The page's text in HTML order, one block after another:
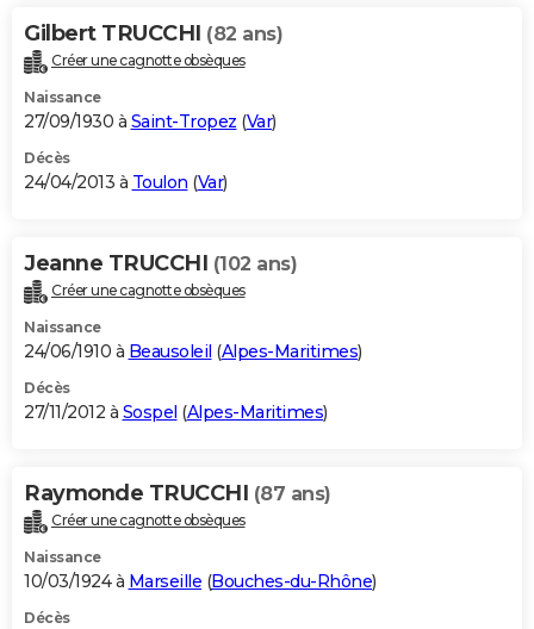
Gilbert TRUCCHI (82 ans)
Créer une cagnotte obsèques
Naissance
27/09/1930 à Saint-Tropez (Var)
Décès
24/04/2013 à Toulon (Var)
Jeanne TRUCCHI (102 ans)
Créer une cagnotte obsèques
Naissance
24/06/1910 à Beausoleil (Alpes-Maritimes)
Décès
27/11/2012 à Sospel (Alpes-Maritimes)
Raymonde TRUCCHI (87 ans)
Créer une cagnotte obsèques
Naissance
10/03/1924 à Marseille (Bouches-du-Rhône)
Décès